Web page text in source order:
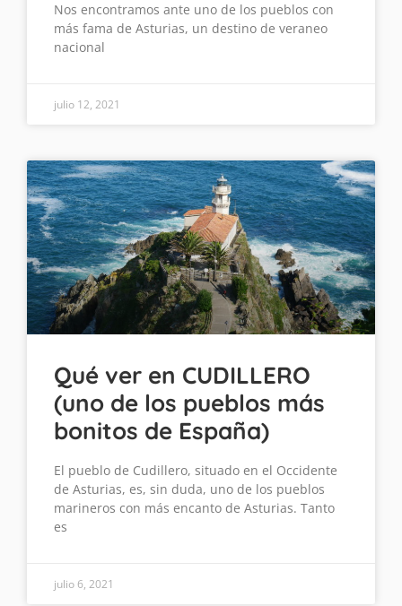
Nos encontramos ante uno de los pueblos con
más fama de Asturias, un destino de veraneo
nacional
julio 12, 2021
Qué ver en CUDILLERO
(uno de los pueblos más
bonitos de España)
El pueblo de Cudillero, situado en el Occidente
de Asturias, es, sin duda, uno de los pueblos
marineros con más encanto de Asturias. Tanto
es
julio 6, 2021